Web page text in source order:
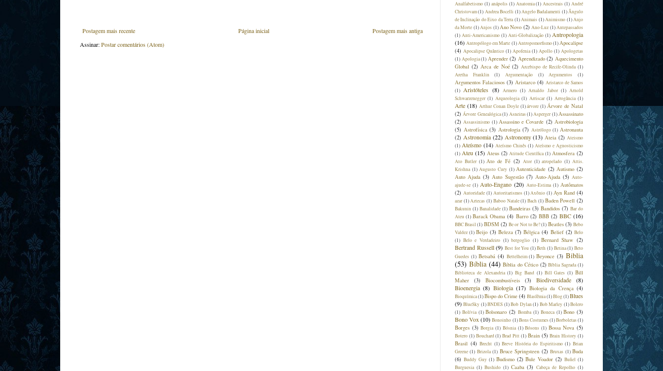
Postagem mais recente Postagem mais antiga
Página inicial
Assinar:Postar comentários (Atom)
Analfabetismo (1) anápolis (1) Anatomia (1) Ancestrais (1) André
Christovam(1) Andrea Bocelli (1)Angelo Badalamenti (1)Ângulo
de Inclinação do Eixo da Terra (1)Animais (1)Animismo (1)Anjo
da Morte (1)Anjos (1)Ano Novo (2) Ano-Luz (1)Antepassados
(1) Anti-Americanismo (1) Anti-Globalização (1) Antropologia
(16) Antropólogo em Marte (1)Antropomorfismo(1)Apocalipse
(4) Apocalipse Quântico (1) Apofenia (1) Apollo (1) Apologetas
(1) Apologia(1) Aprender (2) Aprendizado (2) Aquecimento
Global (2) Arca de Noé (2) Arcebispo de Recife-Olinda (1)
Aretha Franklin
(1) Argumentação (1) Argumentos (1)
Argumentos Falaciosos (3) Aristarco (4) Aristarco de Samos
(1) Aristóteles (8) Armero (1) Arnaldo Jabor (1) Arnold
Schwarzenegger (1) Arqueologia (1) Arriscar (1) Arrogância (1)
Arte (18) Arthur Conan Doyle (1) árvore (1) Árvore de Natal
(2) Árvore Genealógica(1) Asneiras(1)Asperger (1)Assassinato
(2) Assassinismo (1) Assassino e Covarde (2) Astrobiologia
(5) Astrofísica (3) Astrologia (7) Astrólogo (1) Astronauta
(2) Astronomia (22) Astronomy (13) Ateia (2) Ateismo
(1) Ateísmo (14) Ateísmo Chinês (1) Ateísmo e Agnosticismo
(1) Ateu (15) Ateus (2) Atitude Científica (1) Atmosfera (2)
Ato Butler (1) Ato de Fé (2) Ator (1) atropelado (1) Attis.
Krishna (1) Augusto Cury (1) Autenticidade (2) Autismo (2)
Auto Ajuda (3) Auto Sugestão (7) Auto-Ajuda (5) Auto-
ajude-se (1) Auto-Engano (20) Auto-Estima (1) Autômatos
(2) Autoridade (1) Autoritarismos (1) Axônio (1) Ayn Rand (4)
azar (1) Aztecas (1) Baboo Natale (1) Bach (1) Baden Powell (2)
Bakunin (1) Banalidade (1) Bandeiras (3) Bandidos (7) Bar do
Ateu (1) Barack Obama (4) Barro (2) BBB (2) BBC (16)
BBC Brasil (1) BDSM (2) Be or Not to Be?(1) Beatles (3) Bebo
Valdez (1) Beijo (3) Beleza (7) Bélgica (4) Belief (2) Belo
(1) Belo e Verdadeiro (1) bergoglio (1) Bernard Shaw (2)
Bertrand Russell (9) Best for You (1) Beth (1) Betina (1) Beto
Guedes (1) Betsabá (4) Bettelheim (1) Beyonce (3) Biblia
(53) Bíblia (44) Bíblia do Cético (2) Bíblia Sagrada (1)
Biblioteca de Alexandria (1) Big Band (1) Bill Gates (1) Bill
Maher
(3) Biocombustíveis (3) Biodiversidade
(8)
Bioenergia (8) Biologia (17) Biologia da Crença (4)
Bioquímica(1)Bispo do Crime (4) Blasfêmia(1)Blog(1)Blues
(9) BlueSky (1)BNDES (1)Bob Dylan(1) Bob Marley (1)Bolero
(1) Bolívia (1) Bolsonaro (2) Bomba (1) Boneca (1) Bono (3)
Bono Vox (10) Bonoinho (1)Bons Costumes(1)Borboletas(1)
Borges (3) Borgia (1) Bósnia (1) Bósons (1) Bossa Nova (5)
Botero (1) Bouchard (1) Brad Pitt (1) Brain (5) Brain History (1)
Brasil (4) Brecht (1) Breve História do Espiritismo (1) Brian
Greene (1) Brizola (1) Bruce Springsteen (2) Bruxas (1) Buda
(6) Buddy Guy (1) Budismo (2) Bule Voador (2) Buñel (1)
Burguesia (1) Bushido (1) Caaba (3) Cabeça de Repolho (1)